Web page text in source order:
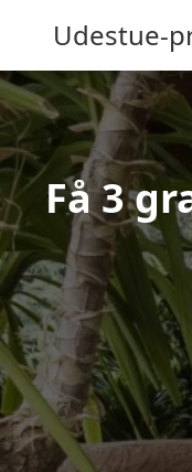
Udestue-
Få 3